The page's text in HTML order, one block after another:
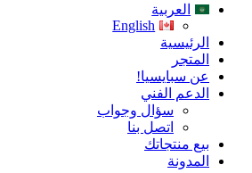
العربية
English
الرئيسية
المتجر
عن سبايسيا!
الدعم الفني
سؤال وجواب
اتصل بنا
بيع منتجاتك
المدونة